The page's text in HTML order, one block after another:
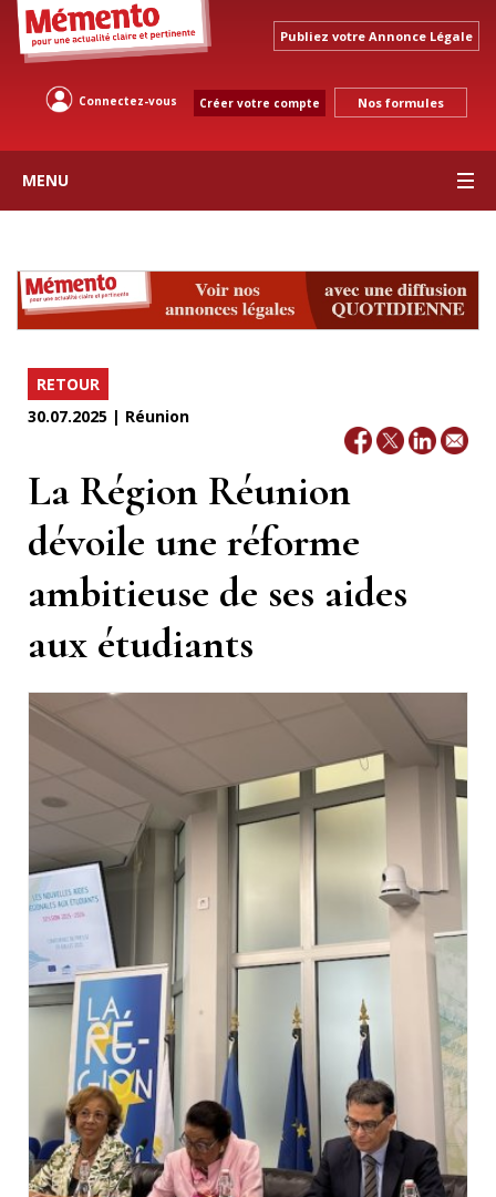
Publiez votre Annonce Légale
Connectez-vous Créer votre compte Nos formules
MENU
RETOUR
30.07.2025 | Réunion
La Région Réunion
dévoile une réforme
ambitieuse de ses aides
aux étudiants